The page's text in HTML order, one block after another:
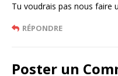
Tu voudrais pas nous faire
RÉPONDRE
Poster un